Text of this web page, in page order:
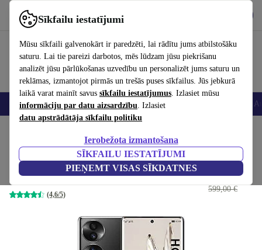
Sīkfailu iestatījumi
Mūsu sīkfaili galvenokārt ir paredzēti, lai rādītu jums atbilstošāku
saturu. Lai tie pareizi darbotos, mēs lūdzam jūsu piekrišanu
analizēt jūsu pārlūkošanas uzvedību un personalizēt jums saturu un
reklāmas, izmantojot pirmās un trešās puses sīkfailus. Jūs jebkurā
laikā varat mainīt savus sīkfailu iestatījumus. Izlasiet mūsu
informāciju par datu aizsardzību. Izlasiet
datu apstrādātāja sīkfailu politiku
Ierobežota izmantošana
SĪKFAILU IESTATĪJUMI
PIEŅEMT VISAS SĪKDATNES
Izmantojiet refurbed ātri un viegli
Viedtālruņi Portatīvie datori Planšetes Viedpulksteņi
Honor 70
8 GB | 128 GB | Dual-SIM | Midnight Black
(4,6/5)
207,58 €
599,00 €